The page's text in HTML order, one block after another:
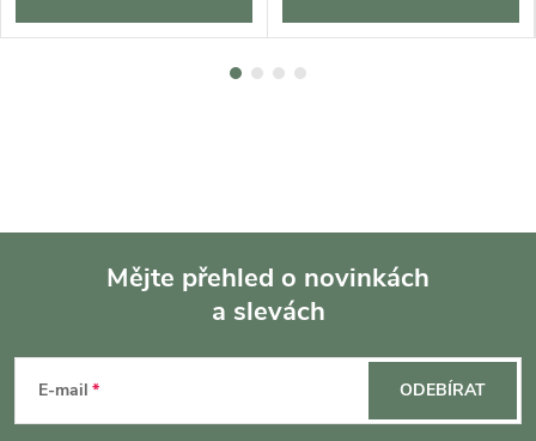
Mějte přehled o novinkách
a slevách
E-mail ODEBÍRAT